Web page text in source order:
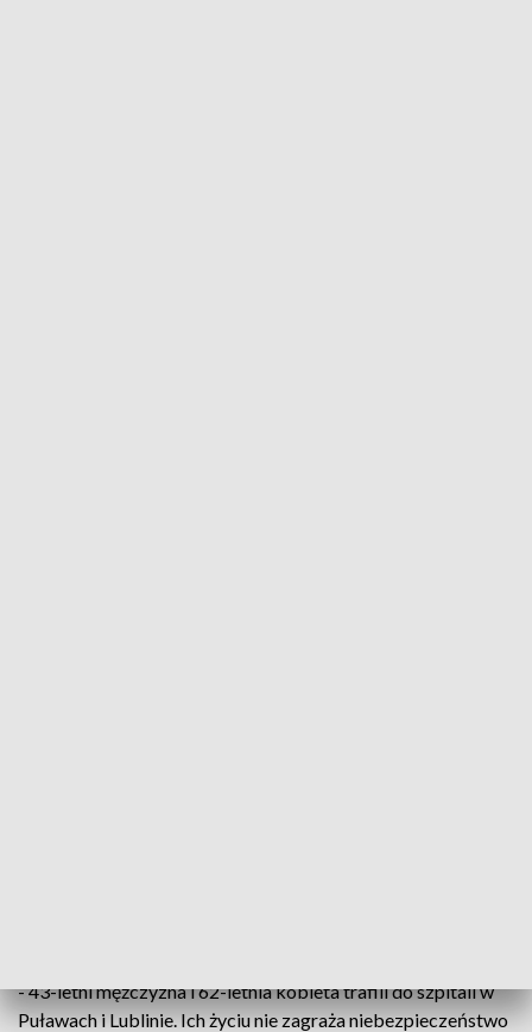
- 43-letni mężczyzna i 62-letnia kobieta trafili do szpitali w
Puławach i Lublinie. Ich życiu nie zagraża niebezpieczeństwo